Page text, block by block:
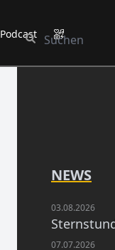
Podcast
NEWS
03.08.2026
07.07.2026